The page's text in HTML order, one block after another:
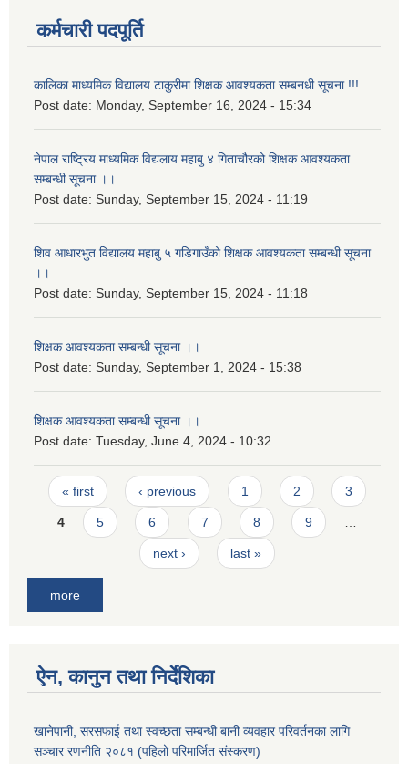
कर्मचारी पदपूर्ति
कालिका माध्यमिक विद्यालय टाकुरीमा शिक्षक आवश्यकता सम्बनधी सूचना !!!
Post date: Monday, September 16, 2024 - 15:34
नेपाल राष्ट्रिय माध्यमिक विद्यलाय महाबु ४ गिताचौरको शिक्षक आवश्यकता
सम्बन्धी सूचना ।।
Post date: Sunday, September 15, 2024 - 11:19
शिव आधारभुत विद्यालय महाबु ५ गडिगाउँको शिक्षक आवश्यकता सम्बन्धी सूचना
।।
Post date: Sunday, September 15, 2024 - 11:18
शिक्षक आवश्यकता सम्बन्धी सूचना ।।
Post date: Sunday, September 1, 2024 - 15:38
शिक्षक आवश्यकता सम्बन्धी सूचना ।।
Post date: Tuesday, June 4, 2024 - 10:32
Pages
« first ‹ previous 1 2 3
4 5 6 7 8 9
next › last »
more
ऐन, कानुन तथा निर्देशिका
खानेपानी, सरसफाई तथा स्वच्छता सम्बन्धी बानी व्यवहार परिवर्तनका लागि
सञ्चार रणनीति २०८१ (पहिलो परिमार्जित संस्करण)